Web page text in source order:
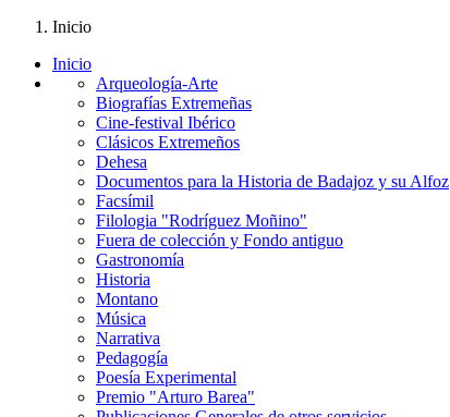
Inicio
Inicio
Arqueología-Arte
Biografías Extremeñas
Cine-festival Ibérico
Clásicos Extremeños
Dehesa
Documentos para la Historia de Badajoz y su Alfoz
Facsímil
Filologia "Rodríguez Moñino"
Fuera de colección y Fondo antiguo
Gastronomía
Historia
Montano
Música
Narrativa
Pedagogía
Poesía Experimental
Premio "Arturo Barea"